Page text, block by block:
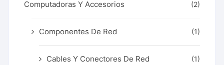
Computadoras Y Accesorios (2)
Componentes De Red (1)
Cables Y Conectores De Red (1)